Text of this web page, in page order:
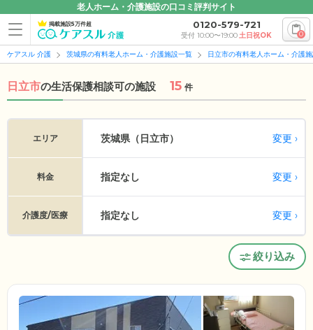
老人ホーム・介護施設の口コミ評判サイト
掲載施設5万件超 0120-579-721
受付 10:00〜19:00土日祝OK 0
ケアスル 介護 茨城県の有料老人ホーム・介護施設一覧 日立市の有料老人ホーム・介護
日立市の生活保護相談可の施設 15 件
エリア 茨城県（日立市） 変更
料金 指定なし 変更
介護度/医療 指定なし 変更
絞り込み